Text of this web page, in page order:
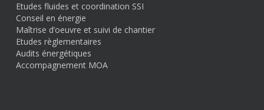
Etudes fluides et coordination SSI
Conseil en énergie
Maîtrise d’oeuvre et suivi de chantier
Etudes règlementaires
Audits énergétiques
Accompagnement MOA